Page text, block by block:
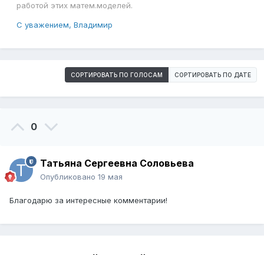
работой этих матем.моделей.
С уважением, Владимир
СОРТИРОВАТЬ ПО ГОЛОСАМ СОРТИРОВАТЬ ПО ДАТЕ
0
Татьяна Сергеевна Соловьева
Опубликовано 19 мая
Благодарю за интересные комментарии!